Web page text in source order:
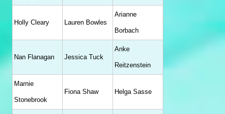
Holly Cleary Lauren Bowles
Arianne
Borbach
Nan Flanagan Jessica Tuck
Anke
Reitzenstein
Marnie
Stonebrook
Fiona Shaw Helga Sasse